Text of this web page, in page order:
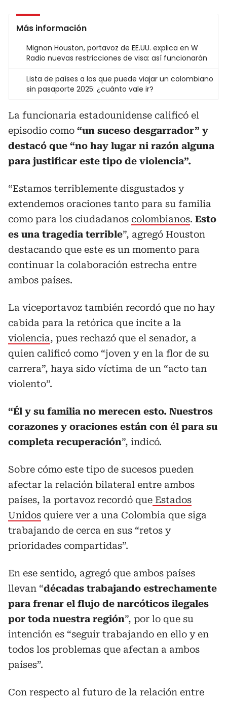
Más información
Mignon Houston, portavoz de EE.UU. explica en W
Radio nuevas restricciones de visa: así funcionarán
Lista de países a los que puede viajar un colombiano
sin pasaporte 2025: ¿cuánto vale ir?
La funcionaria estadounidense calificó el
episodio como “un suceso desgarrador” y
destacó que “no hay lugar ni razón alguna
para justificar este tipo de violencia”.
“Estamos terriblemente disgustados y
extendemos oraciones tanto para su familia
como para los ciudadanos colombianos. Esto
es una tragedia terrible”, agregó Houston
destacando que este es un momento para
continuar la colaboración estrecha entre
ambos países.
La viceportavoz también recordó que no hay
cabida para la retórica que incite a la
violencia, pues rechazó que el senador, a
quien calificó como “joven y en la flor de su
carrera”, haya sido víctima de un “acto tan
violento”.
“Él y su familia no merecen esto. Nuestros
corazones y oraciones están con él para su
completa recuperación”, indicó.
Sobre cómo este tipo de sucesos pueden
afectar la relación bilateral entre ambos
países, la portavoz recordó que Estados
Unidos quiere ver a una Colombia que siga
trabajando de cerca en sus “retos y
prioridades compartidas”.
En ese sentido, agregó que ambos países
llevan “décadas trabajando estrechamente
para frenar el flujo de narcóticos ilegales
por toda nuestra región”, por lo que su
intención es “seguir trabajando en ello y en
todos los problemas que afectan a ambos
países”.
Con respecto al futuro de la relación entre